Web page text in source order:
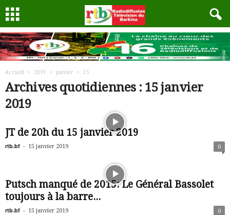
Accueil 2019 janvier 15
Archives quotidiennes : 15 janvier
2019
JT de 20h du 15 janvier 2019
rtb.bf - 15 janvier 2019 0
Putsch manqué de 2015: Le Général Bassolet
toujours à la barre...
rtb.bf - 15 janvier 2019 0